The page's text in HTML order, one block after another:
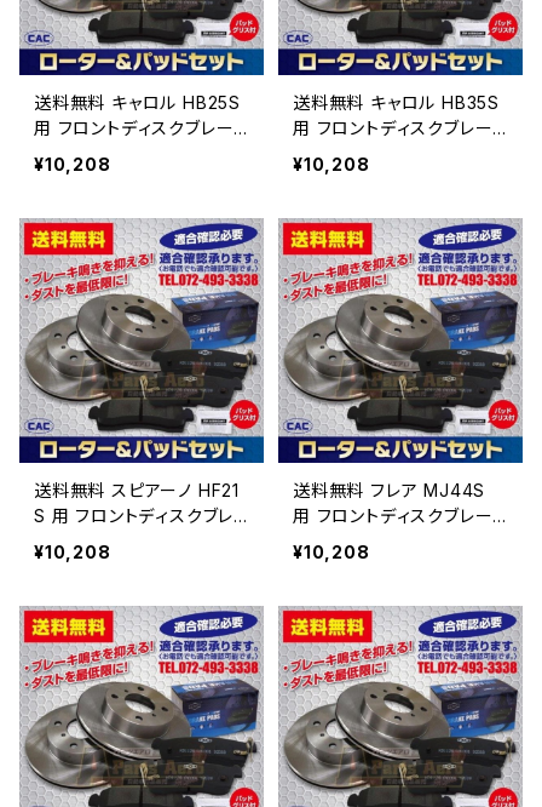
送料無料 キャロル HB25S
用 フロントディスクブレー
キロータ.パッドセット PA5
66 （ＣＡＣ）/専用グリス付
¥10,208
送料無料 キャロル HB35S
用 フロントディスクブレー
キロータ.パッドセット PA5
66 （ＣＡＣ）/専用グリス付
¥10,208
送料無料 スピアーノ HF21
S 用 フロントディスクブレ
ーキロータ.パッドセット P
A566 （ＣＡＣ）/専用グリ
¥10,208
送料無料 フレア MJ44S
用 フロントディスクブレー
キロータ.パッドセット PA5
66 （ＣＡＣ）/専用グリス付
¥10,208